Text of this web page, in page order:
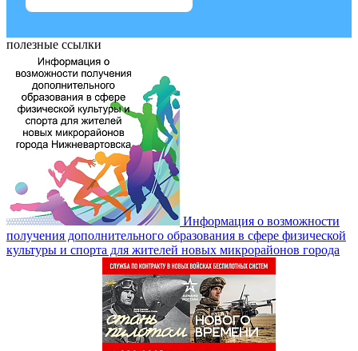
полезные ссылки
Информация о возможности
получения дополнительного образования в сфере физической
культуры и спорта для жителей новых микрорайонов города